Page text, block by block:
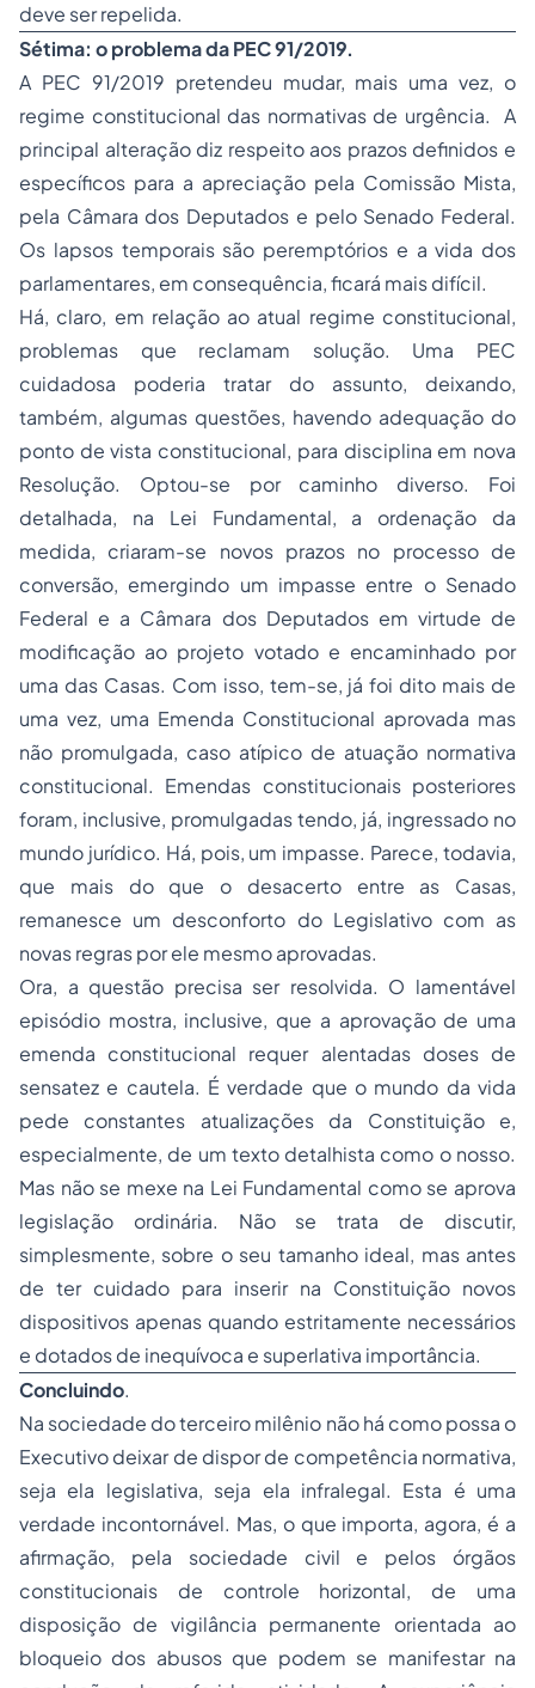
deve ser repelida.
Sétima: o problema da PEC 91/2019.
A PEC 91/2019 pretendeu mudar, mais uma vez, o
regime constitucional das normativas de urgência. A
principal alteração diz respeito aos prazos definidos e
específicos para a apreciação pela Comissão Mista,
pela Câmara dos Deputados e pelo Senado Federal.
Os lapsos temporais são peremptórios e a vida dos
parlamentares, em consequência, ficará mais difícil.
Há, claro, em relação ao atual regime constitucional,
problemas que reclamam solução. Uma PEC
cuidadosa poderia tratar do assunto, deixando,
também, algumas questões, havendo adequação do
ponto de vista constitucional, para disciplina em nova
Resolução. Optou-se por caminho diverso. Foi
detalhada, na Lei Fundamental, a ordenação da
medida, criaram-se novos prazos no processo de
conversão, emergindo um impasse entre o Senado
Federal e a Câmara dos Deputados em virtude de
modificação ao projeto votado e encaminhado por
uma das Casas. Com isso, tem-se, já foi dito mais de
uma vez, uma Emenda Constitucional aprovada mas
não promulgada, caso atípico de atuação normativa
constitucional. Emendas constitucionais posteriores
foram, inclusive, promulgadas tendo, já, ingressado no
mundo jurídico. Há, pois, um impasse. Parece, todavia,
que mais do que o desacerto entre as Casas,
remanesce um desconforto do Legislativo com as
novas regras por ele mesmo aprovadas.
Ora, a questão precisa ser resolvida. O lamentável
episódio mostra, inclusive, que a aprovação de uma
emenda constitucional requer alentadas doses de
sensatez e cautela. É verdade que o mundo da vida
pede constantes atualizações da Constituição e,
especialmente, de um texto detalhista como o nosso.
Mas não se mexe na Lei Fundamental como se aprova
legislação ordinária. Não se trata de discutir,
simplesmente, sobre o seu tamanho ideal, mas antes
de ter cuidado para inserir na Constituição novos
dispositivos apenas quando estritamente necessários
e dotados de inequívoca e superlativa importância.
Concluindo.
Na sociedade do terceiro milênio não há como possa o
Executivo deixar de dispor de competência normativa,
seja ela legislativa, seja ela infralegal. Esta é uma
verdade incontornável. Mas, o que importa, agora, é a
afirmação, pela sociedade civil e pelos órgãos
constitucionais de controle horizontal, de uma
disposição de vigilância permanente orientada ao
bloqueio dos abusos que podem se manifestar na